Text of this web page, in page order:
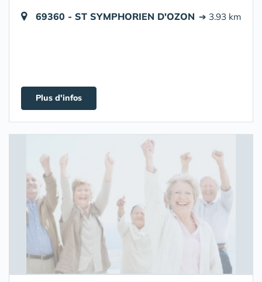
69360 - ST SYMPHORIEN D'OZON ➔ 3.93 km
Plus d'infos